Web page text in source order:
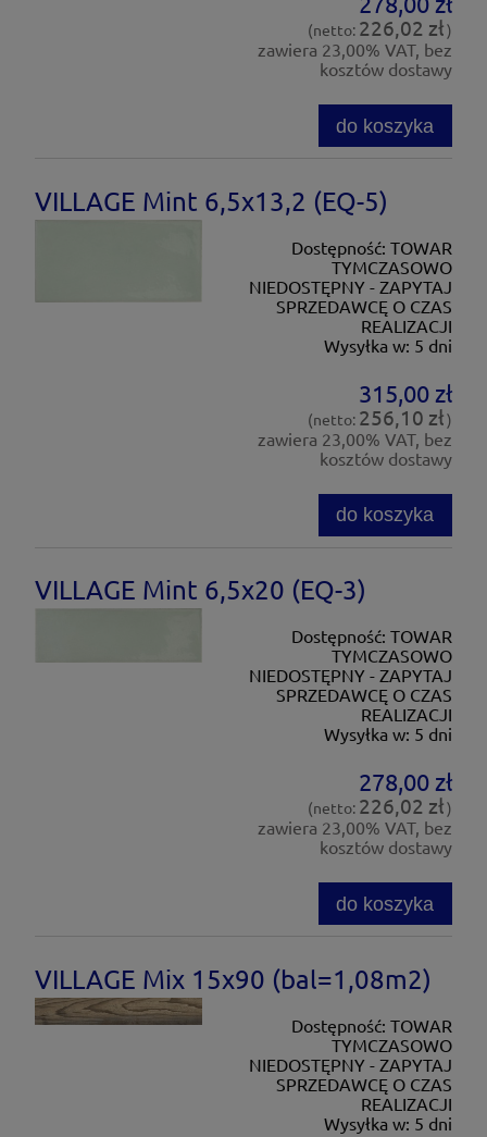
(netto: 226,02 zł)
zawiera 23,00% VAT, bez
kosztów dostawy
do koszyka
VILLAGE Mint 6,5x13,2 (EQ-5)
Dostępność: TOWAR
TYMCZASOWO
NIEDOSTĘPNY - ZAPYTAJ
SPRZEDAWCĘ O CZAS
REALIZACJI
Wysyłka w: 5 dni
315,00 zł
(netto: 256,10 zł)
zawiera 23,00% VAT, bez
kosztów dostawy
do koszyka
VILLAGE Mint 6,5x20 (EQ-3)
Dostępność: TOWAR
TYMCZASOWO
NIEDOSTĘPNY - ZAPYTAJ
SPRZEDAWCĘ O CZAS
REALIZACJI
Wysyłka w: 5 dni
278,00 zł
(netto: 226,02 zł)
zawiera 23,00% VAT, bez
kosztów dostawy
do koszyka
VILLAGE Mix 15x90 (bal=1,08m2)
Dostępność: TOWAR
TYMCZASOWO
NIEDOSTĘPNY - ZAPYTAJ
SPRZEDAWCĘ O CZAS
REALIZACJI
Wysyłka w: 5 dni